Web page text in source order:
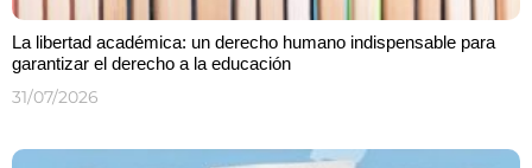
La libertad académica: un derecho humano indispensable para
garantizar el derecho a la educación
31/07/2026